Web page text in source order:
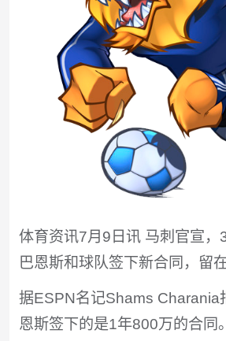
体育资讯7月9日讯 马刺官宣，
巴恩斯和球队签下新合同，留在
据ESPN名记Shams Charania
恩斯签下的是1年800万的合同